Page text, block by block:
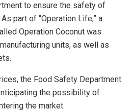
to ensure the safety of
part of “Operation Life,” a
Operation Coconut was
units, as well as
the Food Safety Department
the possibility of
the market.